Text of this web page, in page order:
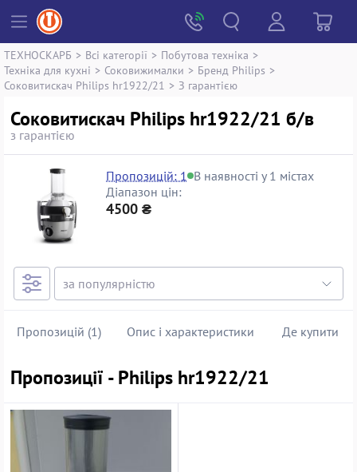
ТЕХНОСКАРБ > Всі категорії > Побутова техніка >
Техніка для кухні > Соковижималки > Бренд Philips >
Соковитискач Philips hr1922/21 > З гарантією
Соковитискач Philips hr1922/21 б/в
з гарантією
Пропозицій: 1 В наявності у 1 містах
Діапазон цін:
4500 ₴
Пропозицій (1) Опис і характеристики Де купити
Пропозиції - Philips hr1922/21